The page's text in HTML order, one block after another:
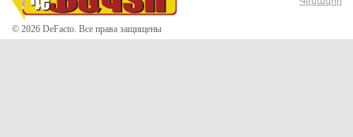
© 2026 DeFacto. Все права защищены